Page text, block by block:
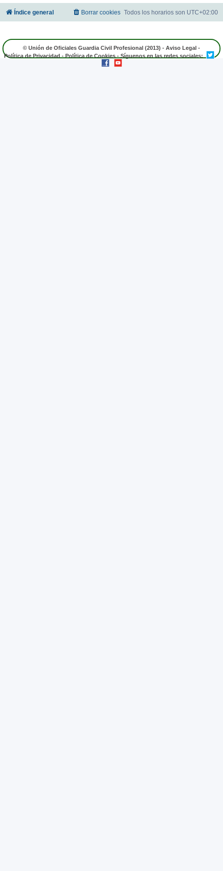
Índice general Todos los horarios son UTC+02:00
Borrar cookies
© Unión de Oficiales Guardia Civil Profesional (2013) - Aviso Legal -
Política de Privacidad - Política de Cookies - Síguenos en las redes sociales: